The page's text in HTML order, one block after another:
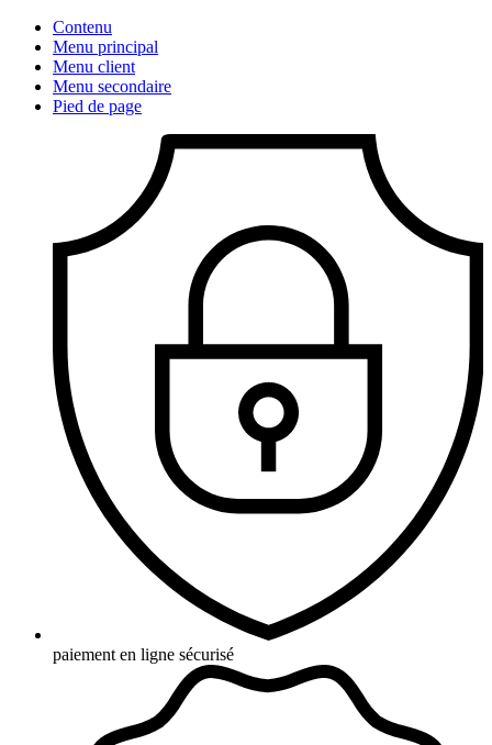
Contenu
Menu principal
Menu client
Menu secondaire
Pied de page
paiement en ligne sécurisé